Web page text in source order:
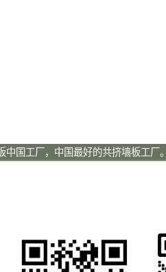
国工厂，中国最好的共挤墙板工厂。